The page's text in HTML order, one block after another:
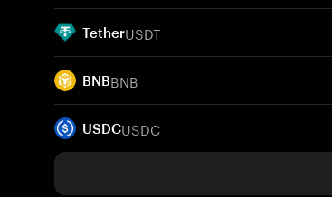
TetherUSDT
BNBBNB
USDCUSDC